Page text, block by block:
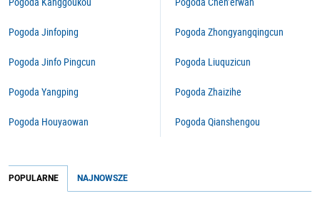
Pogoda Jinfoping
Pogoda Jinfo Pingcun
Pogoda Yangping
Pogoda Houyaowan
Pogoda Zhongyangqingcun
Pogoda Liuquzicun
Pogoda Zhaizihe
Pogoda Qianshengou
POPULARNE NAJNOWSZE